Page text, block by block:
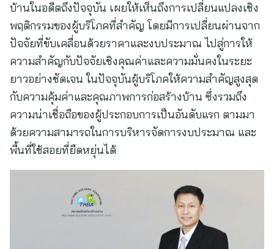
บ้านในอดีตถึงปัจจุบัน เผยให้เห็นถึงการเปลี่ยนแปลงเชิง
พฤติกรรมของผู้บริโภคที่สำคัญ โดยมีการเปลี่ยนผ่านจาก
ปัจจัยที่ขับเคลื่อนด้วยราคาและงบประมาณ ไปสู่การให้
ความสำคัญกับปัจจัยเชิงคุณค่าและความมั่นคงในระยะ
ยาวอย่างชัดเจน ในปัจจุบันผู้บริโภคให้ความสำคัญสูงสุด
กับความคุ้มค่าและคุณภาพการก่อสร้างบ้าน ซึ่งรวมถึง
ความน่าเชื่อถือของผู้ประกอบการเป็นอันดับแรก ตามมา
ด้วยความสามารถในการบริหารจัดการงบประมาณ และ
พื้นที่ใช้สอยที่ยืดหยุ่นได้